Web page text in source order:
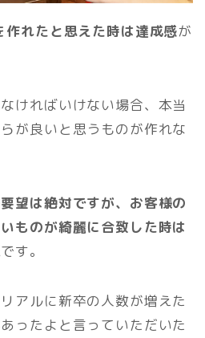
作れたと思えた時は達成感が
ければいけない場合、本当
が良いと思うものが作れな
望は絶対ですが、お客様の
ものが綺麗に合致した時は
す。
アルに新卒の人数が増えた
ったよと言っていただいた